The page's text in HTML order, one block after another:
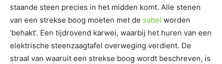
staande steen precies in het midden komt. Alle stenen
van een strekse boog moeten met de sabel worden
‘behakt’. Een tijdrovend karwei, waarbij het huren van een
elektrische steenzaagtafel overweging verdient. De
straal van waaruit een strekse boog wordt beschreven, is